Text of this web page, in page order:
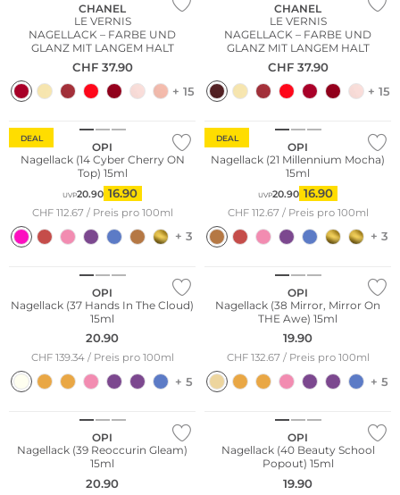
CHANEL
LE VERNIS
NAGELLACK – FARBE UND
GLANZ MIT LANGEM HALT
CHF 37.90
+ 15
CHANEL
LE VERNIS
NAGELLACK – FARBE UND
GLANZ MIT LANGEM HALT
CHF 37.90
+ 15
DEAL
OPI
Nagellack (14 Cyber Cherry ON
Top) 15ml
UVP20.90 16.90
CHF 112.67 / Preis pro 100ml
+ 3
DEAL
OPI
Nagellack (21 Millennium Mocha)
15ml
UVP20.90 16.90
CHF 112.67 / Preis pro 100ml
+ 3
OPI
Nagellack (37 Hands In The Cloud)
15ml
20.90
CHF 139.34 / Preis pro 100ml
+ 5
OPI
Nagellack (38 Mirror, Mirror On
THE Awe) 15ml
19.90
CHF 132.67 / Preis pro 100ml
+ 5
OPI
Nagellack (39 Reoccurin Gleam)
15ml
20.90
OPI
Nagellack (40 Beauty School
Popout) 15ml
19.90